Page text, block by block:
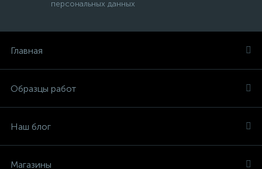
персональных данных
Главная
Образцы работ
Наш блог
Магазины